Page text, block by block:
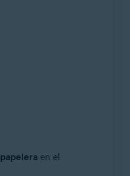
papeleraen el